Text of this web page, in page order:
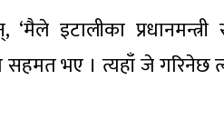
इटालीका
भए । त्यहाँ जे गरिनेछ